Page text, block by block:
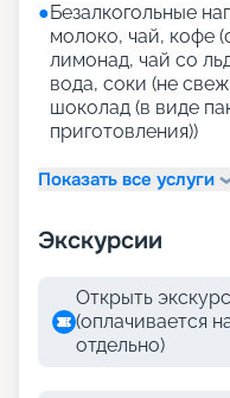
●Безалкогольные
молоко, чай, кофе
лимонад, чай со
вода, соки (не
шоколад (в виде
приготовления))
Показать все услуги
Экскурсии
Открыть
(оплачивается
отдельно)